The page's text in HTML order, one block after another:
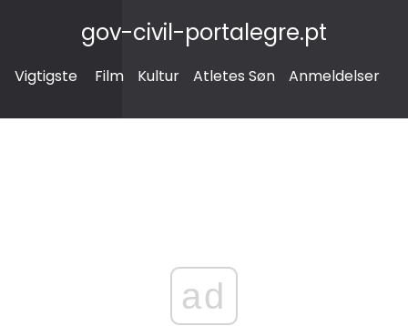
gov-civil-portalegre.pt
Vigtigste Film Kultur Atletes Søn Anmeldelser
ad